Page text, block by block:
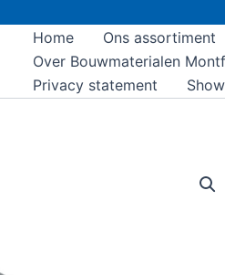
Home Ons assortiment
Over Bouwmaterialen
Privacy statement